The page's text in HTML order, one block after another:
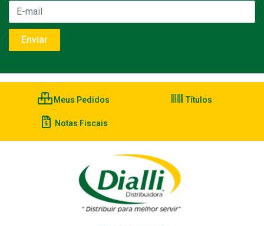
Meus Pedidos Títulos
Notas Fiscais